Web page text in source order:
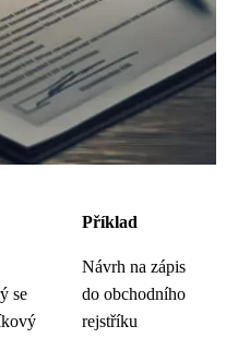
Příklad
se
Návrh na zápis
do obchodního
rejstříku